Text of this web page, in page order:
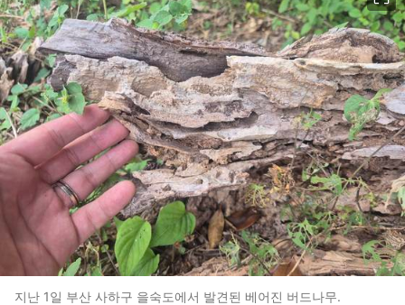
지난 1일 부산 사하구 을숙도에서 발견된 베어진 버드나무.